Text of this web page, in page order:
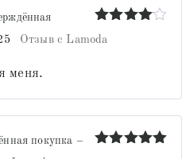
Оценка
из 5
Отзыв с Lamoda
меня.
покупка –